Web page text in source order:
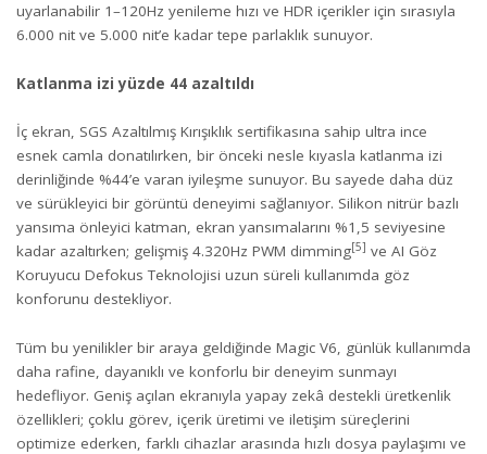
uyarlanabilir 1–120Hz yenileme hızı ve HDR içerikler için sırasıyla
6.000 nit ve 5.000 nit’e kadar tepe parlaklık sunuyor.
Katlanma izi yüzde 44 azaltıldı
İç ekran, SGS Azaltılmış Kırışıklık sertifikasına sahip ultra ince
esnek camla donatılırken, bir önceki nesle kıyasla katlanma izi
derinliğinde %44’e varan iyileşme sunuyor. Bu sayede daha düz
ve sürükleyici bir görüntü deneyimi sağlanıyor. Silikon nitrür bazlı
yansıma önleyici katman, ekran yansımalarını %1,5 seviyesine
kadar azaltırken; gelişmiş 4.320Hz PWM dimming[5] ve AI Göz
Koruyucu Defokus Teknolojisi uzun süreli kullanımda göz
konforunu destekliyor.
Tüm bu yenilikler bir araya geldiğinde Magic V6, günlük kullanımda
daha rafine, dayanıklı ve konforlu bir deneyim sunmayı
hedefliyor. Geniş açılan ekranıyla yapay zekâ destekli üretkenlik
özellikleri; çoklu görev, içerik üretimi ve iletişim süreçlerini
optimize ederken, farklı cihazlar arasında hızlı dosya paylaşımı ve